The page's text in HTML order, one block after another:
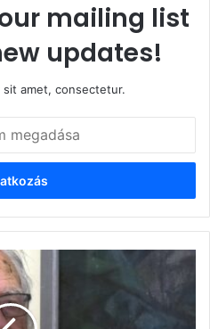
mailing list
updates!
sit amet, consectetur.